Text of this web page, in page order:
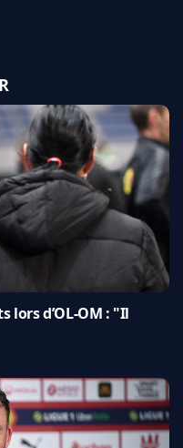
lors d’OL-OM : "Il